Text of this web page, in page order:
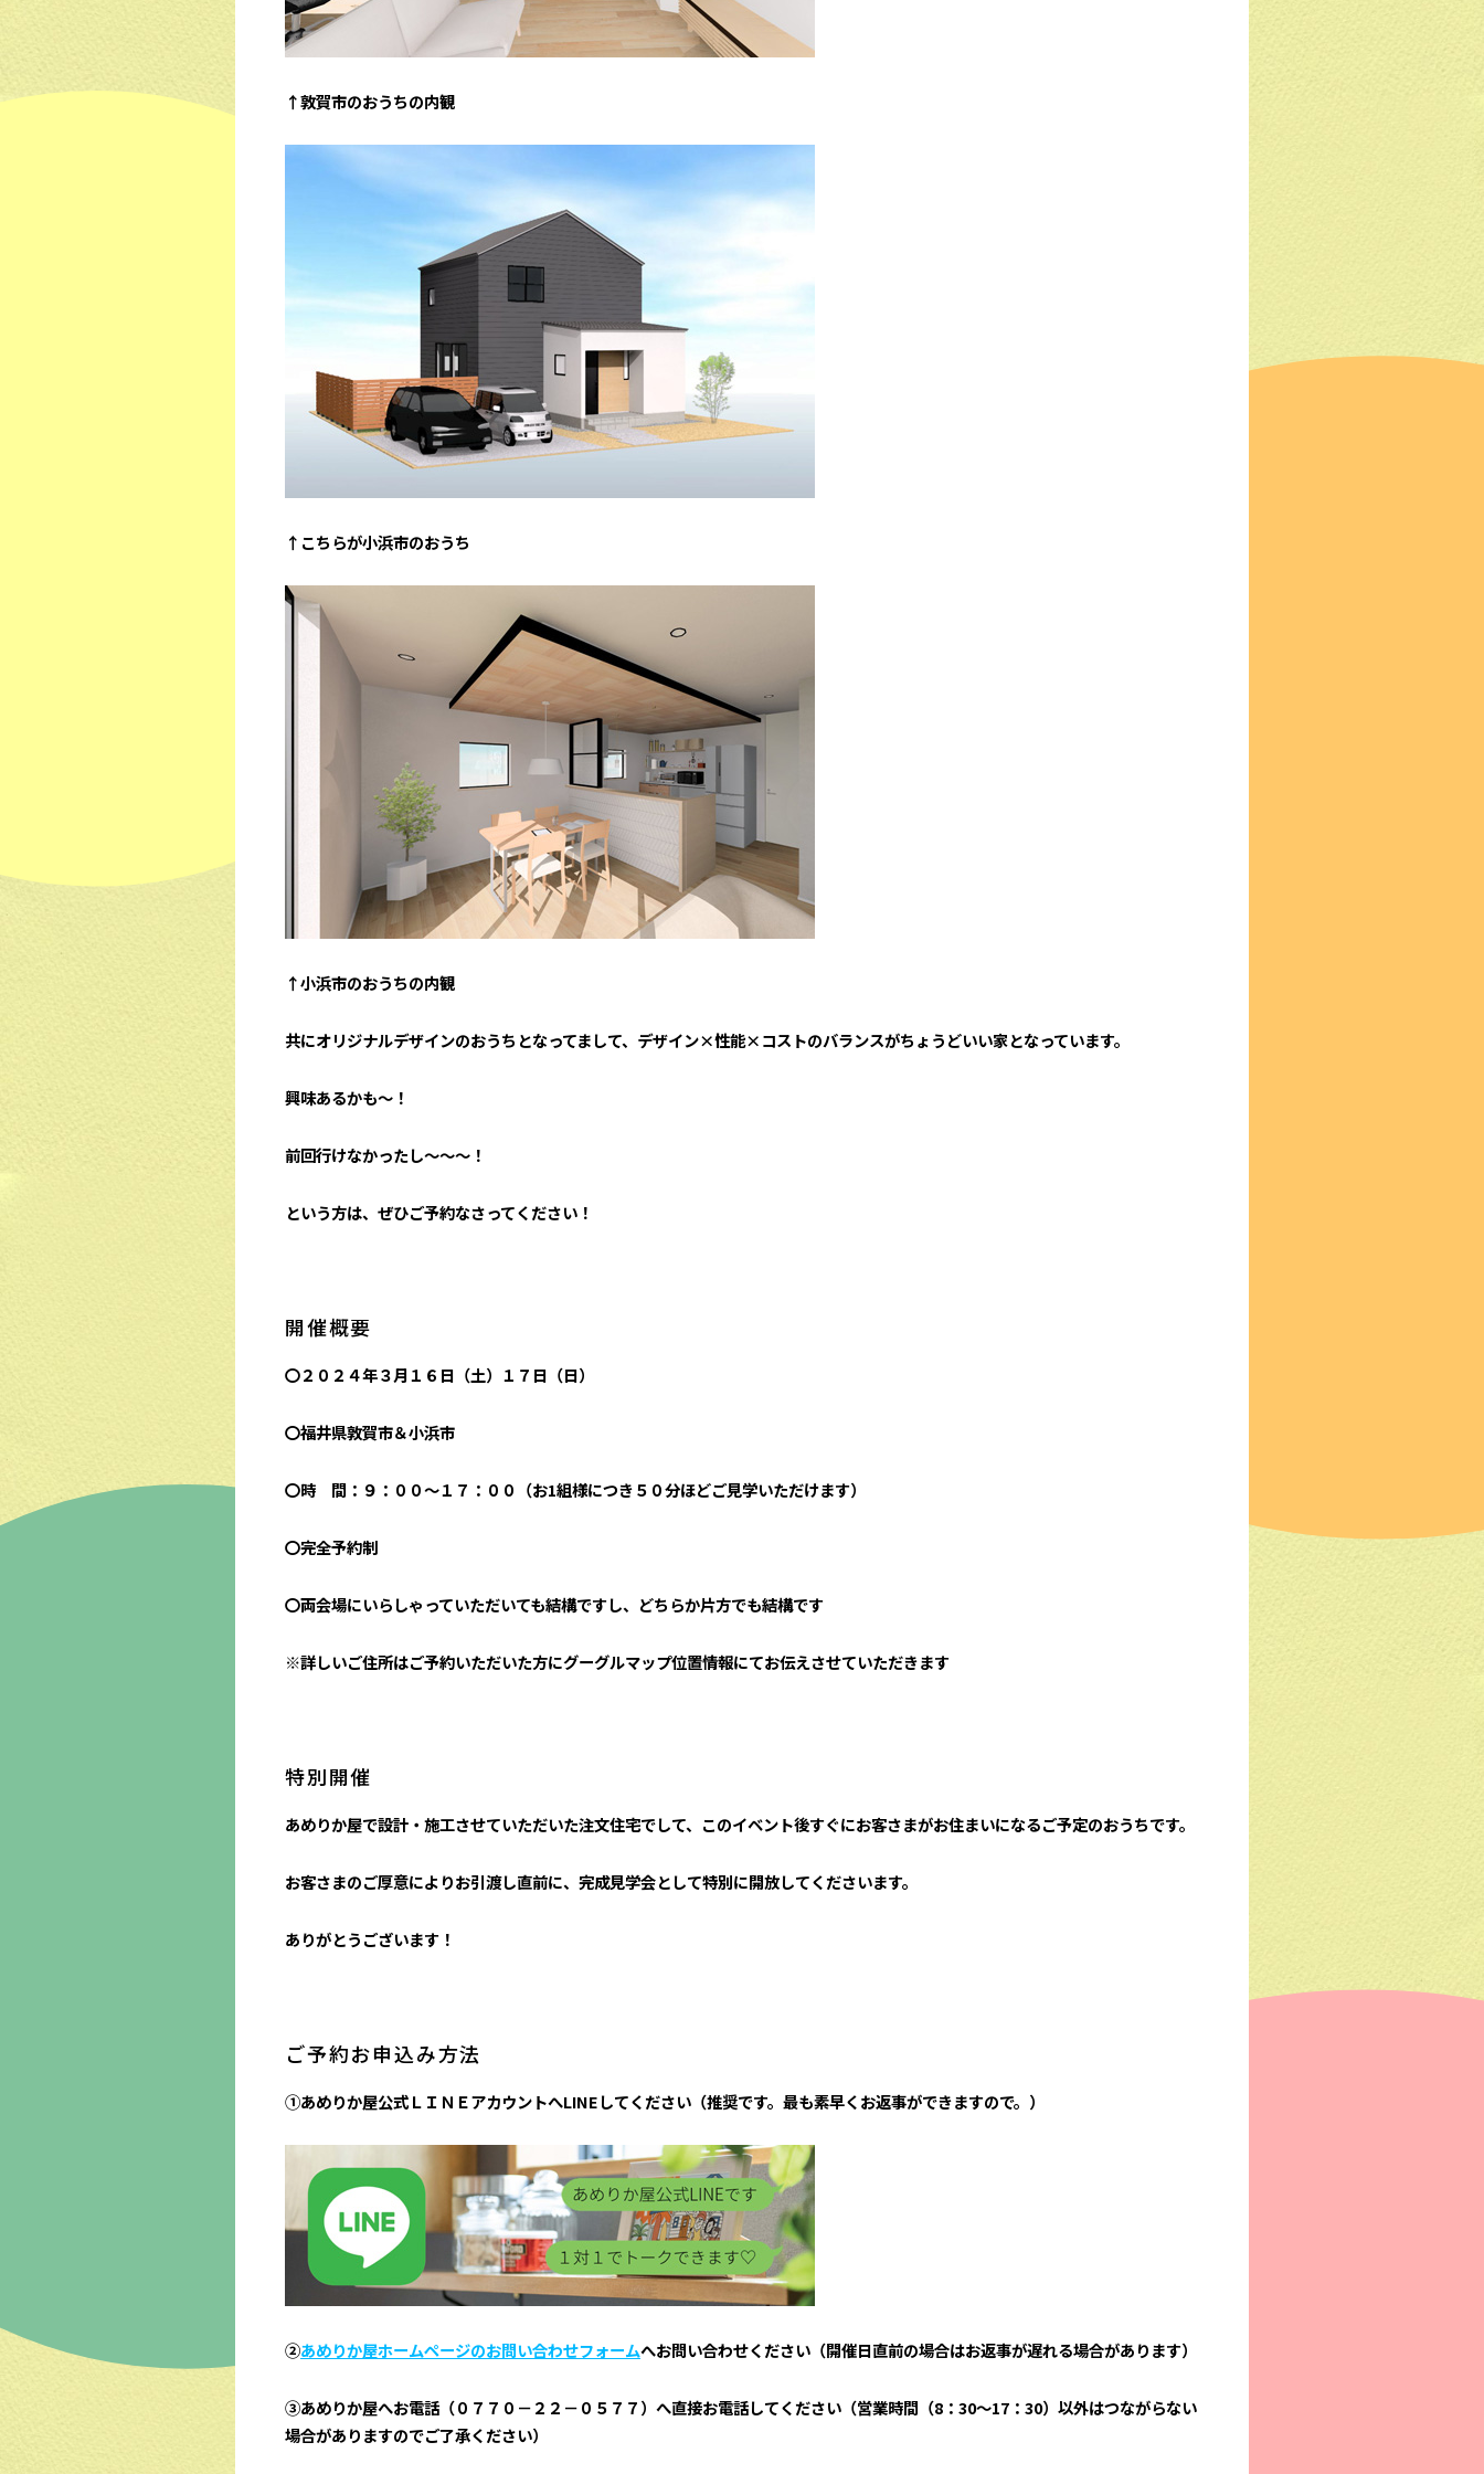
↑敦賀市のおうちの内観
↑こちらが小浜市のおうち
↑小浜市のおうちの内観
共にオリジナルデザインのおうちとなってまして、デザイン×性能×コストのバランスがちょうどいい家となっています。
興味あるかも～！
前回行けなかったし～～～！
という方は、ぜひご予約なさってください！
開催概要
〇２０２４年３月１６日（土）１７日（日）
〇福井県敦賀市＆小浜市
〇時 間：９：００～１７：００（お1組様につき５０分ほどご見学いただけます）
〇完全予約制
〇両会場にいらしゃっていただいても結構ですし、どちらか片方でも結構です
※詳しいご住所はご予約いただいた方にグーグルマップ位置情報にてお伝えさせていただきます
特別開催
あめりか屋で設計・施工させていただいた注文住宅でして、このイベント後すぐにお客さまがお住まいになるご予定のおうちです。
お客さまのご厚意によりお引渡し直前に、完成見学会として特別に開放してくださいます。
ありがとうございます！
ご予約お申込み方法
①あめりか屋公式ＬＩＮＥアカウントへLINEしてください （推奨です。最も素早くお返事ができますので。）
②あめりか屋ホームページのお問い合わせフォームへお問い合わせください（開催日直前の場合はお返事が遅れる場合があります）
③あめりか屋へお電話（０７７０－２２－０５７７）へ直接お電話してください（営業時間（8：30～17：30）以外はつながらない
場合がありますのでご了承ください）